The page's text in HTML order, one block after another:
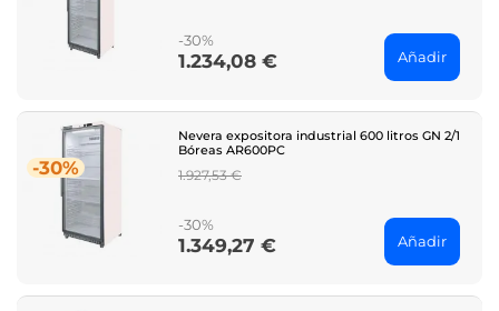
-30%
Price
1.234,08 € Añadir
-30%
Nevera expositora industrial 600 litros GN 2/1
Bóreas AR600PC
Regular
1.927,53 €
-30%
Price
1.349,27 € Añadir